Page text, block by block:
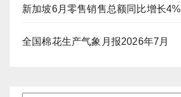
新加坡6月零售销售总额同比增长4%
全国棉花生产气象月报2026年7月